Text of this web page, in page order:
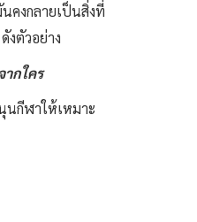
คงกลายเป็นสิ่งที่
งตัวอย่าง
กใคร
นกีฬาให้เหมาะ